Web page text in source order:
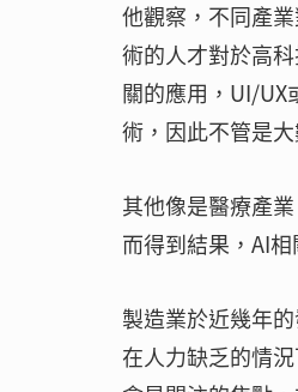
他觀察，不同產
術的人才對於高
關的應用，UI/UX
術，因此不管是
其他像是醫療產
而得到結果，AI
製造業於近幾年
在人力缺乏的情